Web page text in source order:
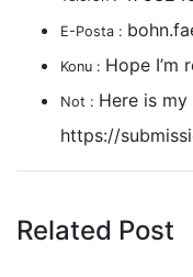
E-Posta :
Konu : Hope I’m
Not : Here is my
https://
Related Post